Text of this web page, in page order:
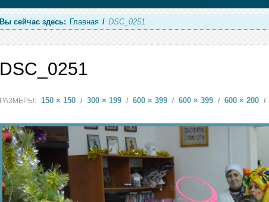
Вы сейчас здесь: Главная / DSC_0251
DSC_0251
РАЗМЕРЫ: 150 × 150 / 300 × 199 / 600 × 399 / 600 × 399 / 600 × 200 /